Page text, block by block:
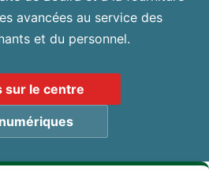
sur le centre
avancées au service des
et du personnel.